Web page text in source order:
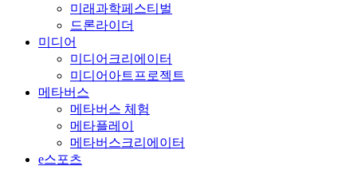
미래과학페스티벌
드론라이더
미디어
미디어크리에이터
미디어아트프로젝트
메타버스
메타버스 체험
메타플레이
메타버스크리에이터
e스포츠